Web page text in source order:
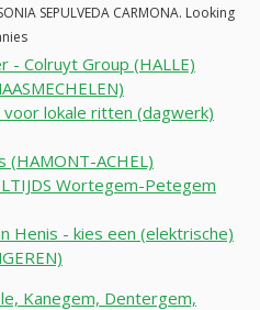
SEPULVEDA CARMONA. Looking
- Colruyt Group (HALLE)
lokale ritten (dagwerk)
ACHEL)
Wortegem-Petegem
Henis - kies een (elektrische)
Kanegem, Dentergem,